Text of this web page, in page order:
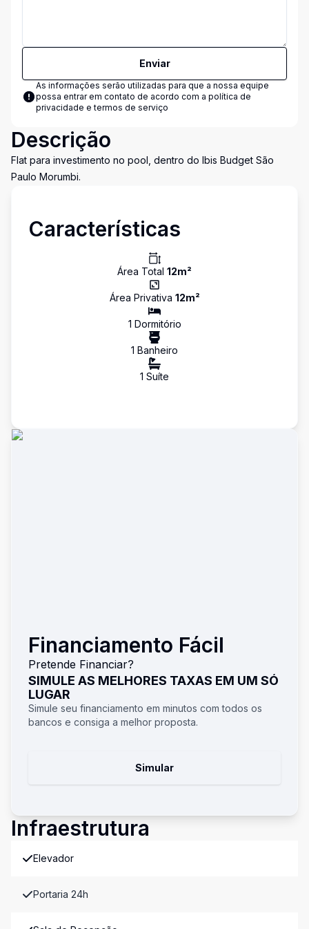
Enviar
As informações serão utilizadas para que a nossa equipe
possa entrar em contato de acordo com a política de
privacidade e termos de serviço
Descrição
Flat para investimento no pool, dentro do Ibis Budget São
Paulo Morumbi.
Características
Área Total 12m²
Área Privativa 12m²
1 Dormitório
1 Banheiro
1 Suíte
Financiamento Fácil
Pretende Financiar?
SIMULE AS MELHORES TAXAS EM UM SÓ
LUGAR
Simule seu financiamento em minutos com todos os
bancos e consiga a melhor proposta.
Simular
Infraestrutura
Elevador
Portaria 24h